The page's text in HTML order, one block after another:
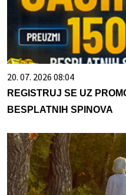
20. 07. 2026 08:04
REGISTRUJ SE UZ
BESPLATNIH SPINOVA